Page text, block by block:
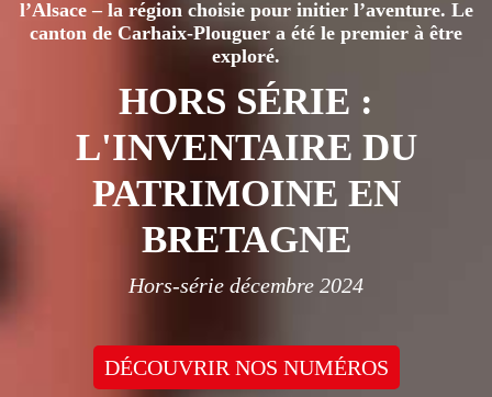
l’Alsace – la région choisie pour initier l’aventure. Le
canton de Carhaix-Plouguer a été le premier à être
exploré.
HORS SÉRIE :
L'INVENTAIRE DU
PATRIMOINE EN
BRETAGNE
Hors-série décembre 2024
DÉCOUVRIR NOS NUMÉROS